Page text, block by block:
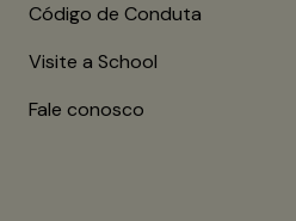
Código de Conduta
Visite a School
Fale conosco